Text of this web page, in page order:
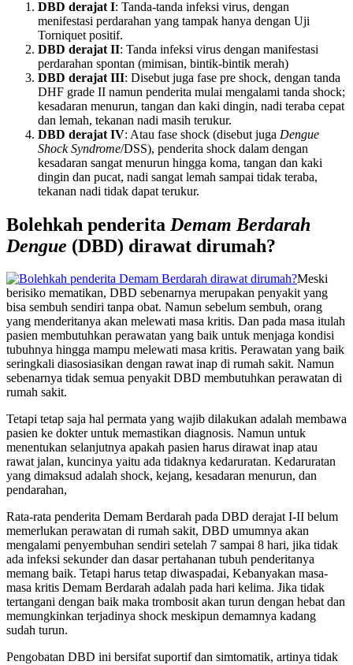
DBD derajat I: Tanda-tanda infeksi virus, dengan
menifestasi perdarahan yang tampak hanya dengan Uji
Torniquet positif.
DBD derajat II: Tanda infeksi virus dengan manifestasi
perdarahan spontan (mimisan, bintik-bintik merah)
DBD derajat III: Disebut juga fase pre shock, dengan tanda
DHF grade II namun penderita mulai mengalami tanda shock;
kesadaran menurun, tangan dan kaki dingin, nadi teraba cepat
dan lemah, tekanan nadi masih terukur.
DBD derajat IV: Atau fase shock (disebut juga Dengue
Shock Syndrome/DSS), penderita shock dalam dengan
kesadaran sangat menurun hingga koma, tangan dan kaki
dingin dan pucat, nadi sangat lemah sampai tidak teraba,
tekanan nadi tidak dapat terukur.
Bolehkah penderita Demam Berdarah
Dengue (DBD) dirawat dirumah?
Meski
berisiko mematikan, DBD sebenarnya merupakan penyakit yang
bisa sembuh sendiri tanpa obat. Namun sebelum sembuh, orang
yang menderitanya akan melewati masa kritis. Dan pada masa itulah
pasien membutuhkan perawatan yang baik untuk menjaga kondisi
tubuhnya hingga mampu melewati masa kritis. Perawatan yang baik
seringkali diasosiasikan dengan rawat inap di rumah sakit. Namun
sebenarnya tidak semua penyakit DBD membutuhkan perawatan di
rumah sakit.
Tetapi tetap saja hal permata yang wajib dilakukan adalah membawa
pasien ke dokter untuk memastikan diagnosis. Namun untuk
menentukan selanjutnya apakah pasien harus dirawat inap atau
rawat jalan, kuncinya yaitu ada tidaknya kedaruratan. Kedaruratan
yang dimaksud adalah shock, kejang, kesadaran menurun, dan
pendarahan,
Rata-rata penderita Demam Berdarah pada DBD derajat I-II belum
memerlukan perawatan di rumah sakit, DBD umumnya akan
mengalami penyembuhan sendiri setelah 7 sampai 8 hari, jika tidak
ada infeksi sekunder dan dasar pertahanan tubuh penderitanya
memang baik. Tetapi harus tetap diwaspadai, Kebanyakan masa-
masa kritis Demam Berdarah adalah pada hari kelima. Jika tidak
tertangani dengan baik maka trombosit akan turun dengan hebat dan
memungkinkan terjadinya shock meskipun demamnya kadang
sudah turun.
Pengobatan DBD ini bersifat suportif dan simtomatik, artinya tidak